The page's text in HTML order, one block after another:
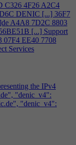
C326 4F26 A2C4
DENIC [...] 36F7
A4A8 7D2C 8803
[...] Support
07F4 EE40 7708
Services
the IPv4
"denic_v4":
"denic_v4":